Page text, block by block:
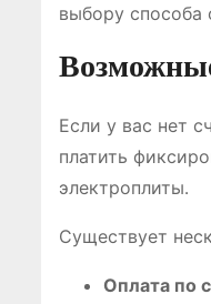
выбору способа
Если у вас нет
платить
электроплиты․
Существует
Оплата по